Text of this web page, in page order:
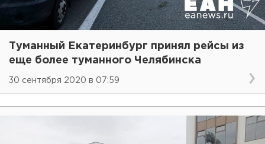
Туманный Екатеринбург принял рейсы из
еще более туманного Челябинска
30 сентября 2020 в 07:59